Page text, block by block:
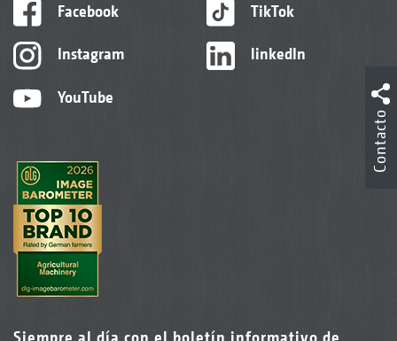
Facebook
Instagram
YouTube
TikTok
linkedIn
Siempre al día con el boletín informativo de
Contacto